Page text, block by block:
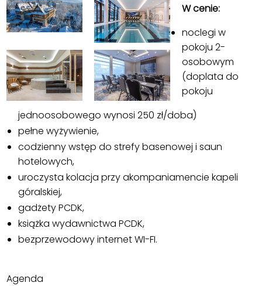
W cenie:
noclegi w
pokoju 2-
osobowym
(doplata do
pokoju
jednoosobowego wynosi 250 zł/doba)
pełne wyżywienie,
codzienny wstęp do strefy basenowej i saun
hotelowych,
uroczysta kolacja przy akompaniamencie kapeli
góralskiej,
gadżety PCDK,
książka wydawnictwa PCDK,
bezprzewodowy internet WI-FI.
Agenda